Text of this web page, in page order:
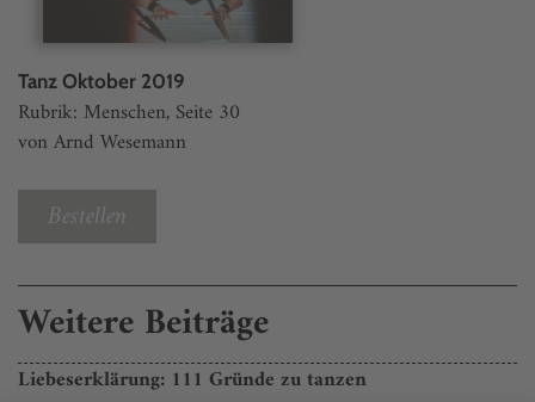
Tanz Oktober 2019
Rubrik: Menschen, Seite 30
von Arnd Wesemann
Bestellen
Weitere Beiträge
Liebeserklärung: 111 Gründe zu tanzen